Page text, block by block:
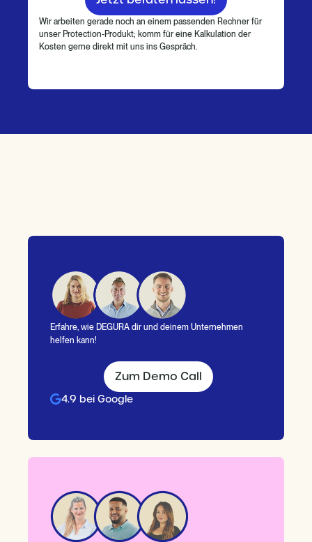
Wir arbeiten gerade noch an einem passenden Rechner für
unser Protection-Produkt; komm für eine Kalkulation der
Kosten gerne direkt mit uns ins Gespräch.
Erfahre, wie DEGURA dir und deinem Unternehmen
helfen kann!
Zum Demo Call
4.9 bei Google